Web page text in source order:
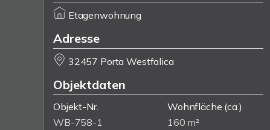
Etagenwohnung
Adresse
32457 Porta Westfalica
Objektdaten
Objekt-Nr.
WB-758-1
Wohnfläche (ca.)
160 m²